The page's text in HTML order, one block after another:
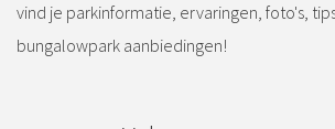
vind je parkinformatie, ervaringen, foto's,
bungalowpark aanbiedingen!